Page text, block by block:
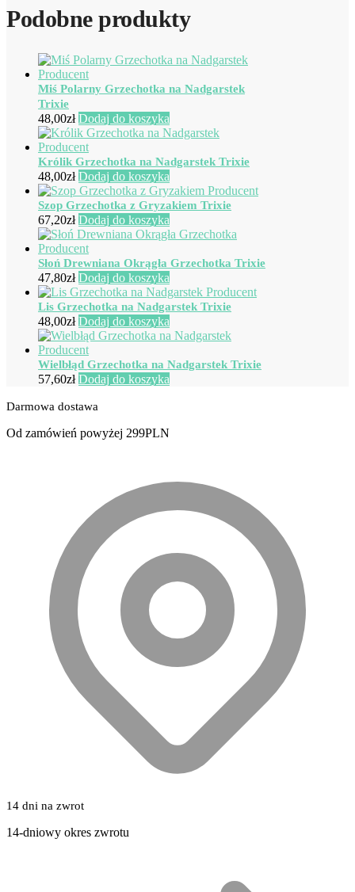
Podobne produkty
Miś Polarny Grzechotka na Nadgarstek
Trixie
48,00zł Dodaj do koszyka
Królik Grzechotka na Nadgarstek Trixie
48,00zł Dodaj do koszyka
Szop Grzechotka z Gryzakiem Trixie
67,20zł Dodaj do koszyka
Słoń Drewniana Okrągła Grzechotka Trixie
47,80zł Dodaj do koszyka
Lis Grzechotka na Nadgarstek Trixie
48,00zł Dodaj do koszyka
Wielbłąd Grzechotka na Nadgarstek Trixie
57,60zł Dodaj do koszyka
Darmowa dostawa
Od zamówień powyżej 299PLN
14 dni na zwrot
14-dniowy okres zwrotu